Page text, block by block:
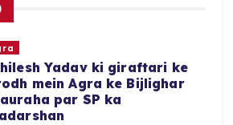
Yadav ki giraftari ke
mein Agra ke Bijlighar
par SP ka